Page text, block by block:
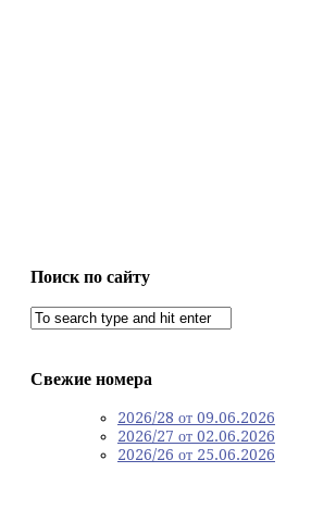
Поиск по сайту
Свежие номера
2026/28 от 09.06.2026
2026/27 от 02.06.2026
2026/26 от 25.06.2026